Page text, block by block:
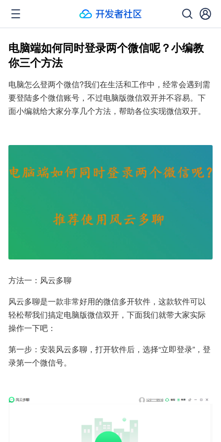
电脑端如何同时登录两个微信呢？小编教
你三个方法
电脑怎么登两个微信?我们在生活和工作中，经常会遇到需
要登陆多个微信账号，不过电脑版微信双开并不容易。下
面小编就给大家分享几个方法，帮助各位实现微信双开。
方法一：风云多聊
风云多聊是一款非常好用的微信多开软件，这款软件可以
轻松帮我们搞定电脑版微信双开，下面我们就带大家实际
操作一下吧：
第一步：安装风云多聊，打开软件后，选择“立即登录”，登
录第一个微信号。